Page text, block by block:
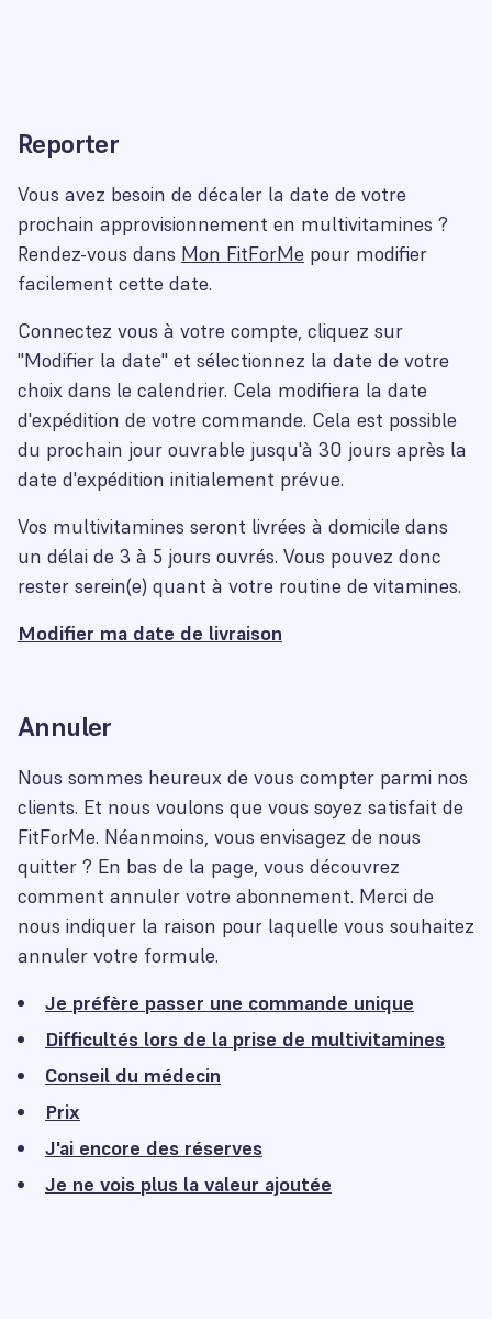
Reporter
Vous avez besoin de décaler la date de votre
prochain approvisionnement en multivitamines ?
Rendez-vous dans Mon FitForMe pour modifier
facilement cette date.
Connectez vous à votre compte, cliquez sur
"Modifier la date" et sélectionnez la date de votre
choix dans le calendrier. Cela modifiera la date
d'expédition de votre commande. Cela est possible
du prochain jour ouvrable jusqu'à 30 jours après la
date d'expédition initialement prévue.
Vos multivitamines seront livrées à domicile dans
un délai de 3 à 5 jours ouvrés. Vous pouvez donc
rester serein(e) quant à votre routine de vitamines.
Modifier ma date de livraison
Annuler
Nous sommes heureux de vous compter parmi nos
clients. Et nous voulons que vous soyez satisfait de
FitForMe. Néanmoins, vous envisagez de nous
quitter ? En bas de la page, vous découvrez
comment annuler votre abonnement. Merci de
nous indiquer la raison pour laquelle vous souhaitez
annuler votre formule.
Je préfère passer une commande unique
Difficultés lors de la prise de multivitamines
Conseil du médecin
Prix
J'ai encore des réserves
Je ne vois plus la valeur ajoutée